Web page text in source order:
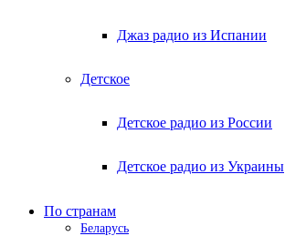
Джаз радио из Испании
Детское
Детское радио из России
Детское радио из Украины
По странам
Беларусь